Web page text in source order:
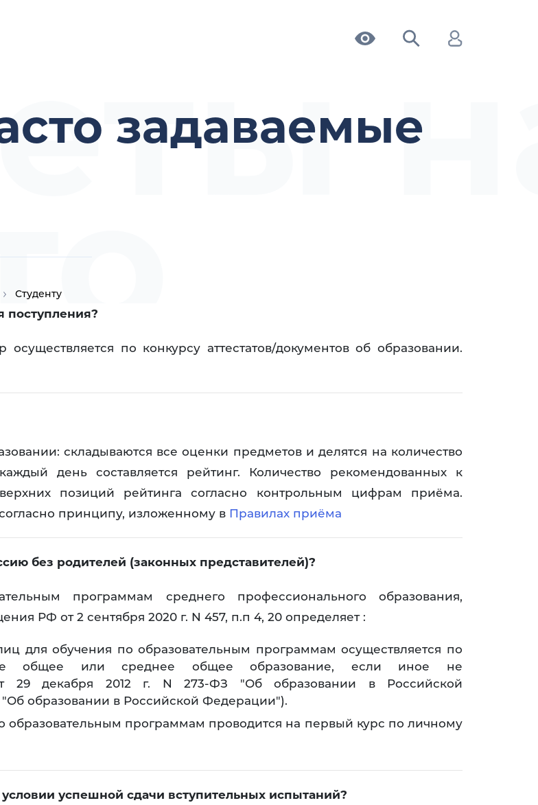
задаваемые
Студенту
поступления?
по конкурсу аттестатов/документов об образовании.
складываются все оценки предметов и делятся на количество
день составляется рейтинг. Количество рекомендованных к
позиций рейтинга согласно контрольным цифрам приёма.
принципу, изложенному в Правилах приёма
без родителей (законных представителей)?
программам среднего профессионального образования,
РФ от 2 сентября 2020 г. N 457, п.п 4, 20 определяет :
для обучения по образовательным программам осуществляется по
общее или среднее общее образование, если иное не
29 декабря 2012 г. N 273-ФЗ "Об образовании в Российской
образовании в Российской Федерации").
образовательным программам проводится на первый курс по личному
успешной сдачи вступительных испытаний?